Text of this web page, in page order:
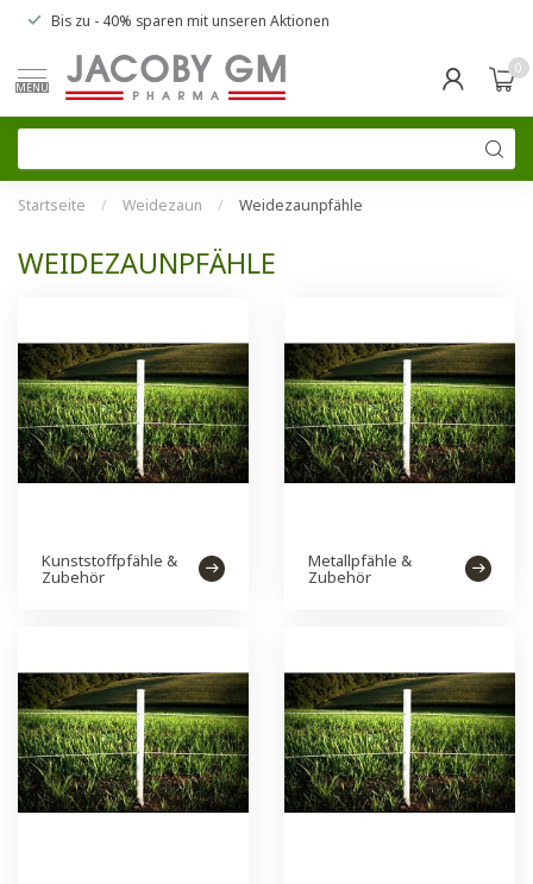
Bis zu - 40% sparen mit unseren Aktionen
MENU
0
Startseite / Weidezaun / Weidezaunpfähle
WEIDEZAUNPFÄHLE
Kunststoffpfähle &
Zubehör
Metallpfähle &
Zubehör